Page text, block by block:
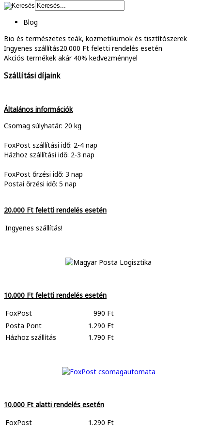
Blog
Bio és természetes teák, kozmetikumok és tisztítószerek
Ingyenes szállítás20.000 Ft feletti rendelés esetén
Akciós termékek akár 40% kedvezménnyel
Szállítási díjaink
Általános információk
Csomag súlyhatár: 20 kg
FoxPost szállítási idő: 2-4 nap
Házhoz szállítási idő: 2-3 nap
FoxPost őrzési idő: 3 nap
Postai őrzési idő: 5 nap
20.000 Ft feletti rendelés esetén
Ingyenes szállítás!
10.000 Ft feletti rendelés esetén
FoxPost
990 Ft
Posta Pont
1.290 Ft
Házhoz szállítás
1.790 Ft
10.000 Ft alatti rendelés esetén
FoxPost
1.290 Ft